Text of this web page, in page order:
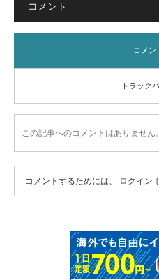
コメント
コメン
トラック
この記事へのコメントはありません。
コメントするためには、 ログイン